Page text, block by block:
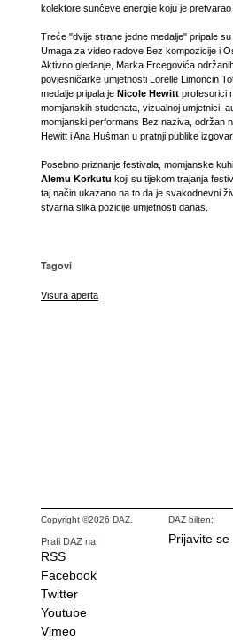
kolektore sunčeve energije koju je pretvarao
Treće "dvije strane jedne medalje" pripale
Umaga za video radove Bez kompozicije i
Aktivno gledanje, Marka Ercegovića
povjesničarke umjetnosti Lorelle Limoncin
medalje pripala je Nicole Hewitt profesorici
momjanskih studenata, vizualnoj umjetnici,
momjanski performans Bez naziva, održan
Hewitt i Ana Hušman u pratnji publike
Posebno priznanje festivala, momjanske
Alemu Korkutu koji su tijekom trajanja
taj način ukazano na to da je svakodnevni
stvarna slika pozicije umjetnosti danas.
Tagovi
Visura aperta
Copyright ©2026 DAZ.
Prati DAZ na:
RSS
Facebook
Twitter
Youtube
Vimeo
DAZ bilten:
Prijavite se